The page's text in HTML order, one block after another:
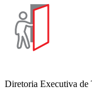
Diretoria Executiva de